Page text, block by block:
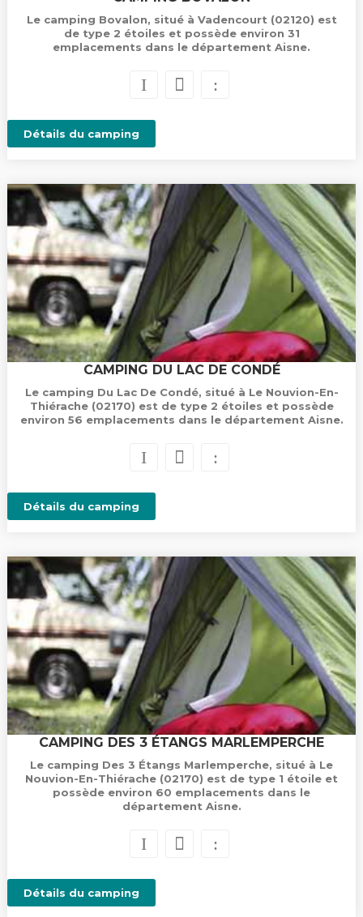
Le camping Bovalon, situé à Vadencourt (02120) est
de type 2 étoiles et possède environ 31
emplacements dans le département Aisne.
Détails du camping
CAMPING DU LAC DE CONDÉ
Le camping Du Lac De Condé, situé à Le Nouvion-En-
Thiérache (02170) est de type 2 étoiles et possède
environ 56 emplacements dans le département Aisne.
Détails du camping
CAMPING DES 3 ÉTANGS MARLEMPERCHE
Le camping Des 3 Étangs Marlemperche, situé à Le
Nouvion-En-Thiérache (02170) est de type 1 étoile et
possède environ 60 emplacements dans le
département Aisne.
Détails du camping